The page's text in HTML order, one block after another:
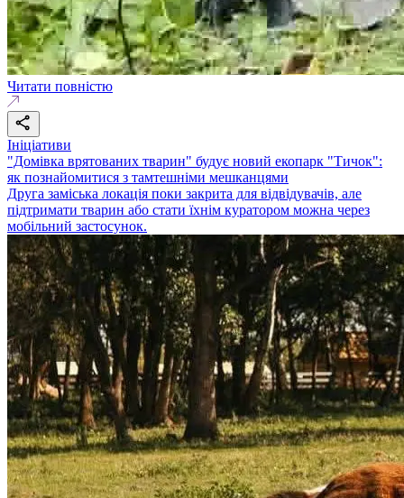
Читати повністю
Ініціативи
"Домівка врятованих тварин" будує новий екопарк "Тичок":
як познайомитися з тамтешніми мешканцями
Друга заміська локація поки закрита для відвідувачів, але
підтримати тварин або стати їхнім куратором можна через
мобільний застосунок.